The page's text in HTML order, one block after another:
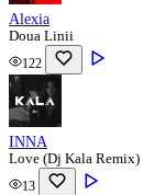
Alexia
Doua Linii
122
INNA
Love (Dj Kala Remix)
13